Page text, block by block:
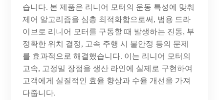
습니다. 본 제품은 리니어 모터의 운동 특성에 맞춰
제어 알고리즘을 심층 최적화함으로써, 범용 드라
이브로 리니어 모터를 구동할 때 발생하는 진동, 부
정확한 위치 결정, 고속 주행 시 불안정 등의 문제
를 효과적으로 해결했습니다. 이는 리니어 모터의
고속, 고정밀 장점을 생산 라인에 실제로 구현하여
고객에게 실질적인 효율 향상과 수율 개선을 가져
다줍니다.